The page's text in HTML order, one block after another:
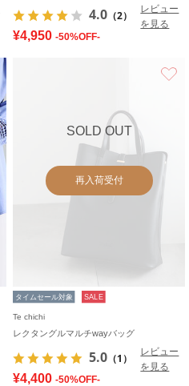
4.0 （2）
レビュー
を見る
¥4,950 -50%OFF-
SOLD OUT
再入荷受付
タイムセール対象 SALE
Te chichi
レクタングルマルチwayバッグ
5.0 （1）
レビュー
を見る
¥4,400 -50%OFF-